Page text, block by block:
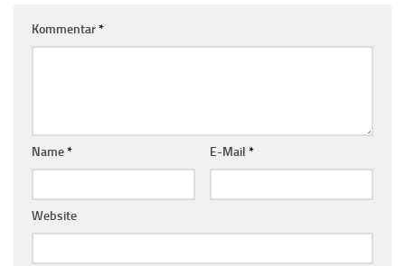
Kommentar*
Name* E-Mail *
Website